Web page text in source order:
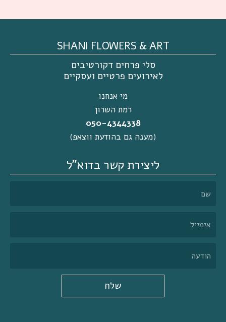
SHANI FLOWERS & ART
סלי פרחים דקורטיבים
לאירועים פרטיים ועסקיים
מי אנחנו
רמת השרון
050-4344338
(מענה גם בהודעת ווצאפ)
ליצירת קשר בדוא"ל
שלח